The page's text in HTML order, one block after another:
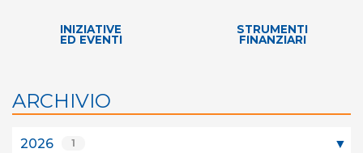
INIZIATIVE
ED EVENTI
STRUMENTI
FINANZIARI
ARCHIVIO
2026 1